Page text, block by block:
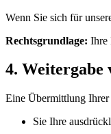
Wenn Sie sich für
Rechtsgrundlage: Ihre
4. Weitergabe
Eine Übermittlung
Sie Ihre